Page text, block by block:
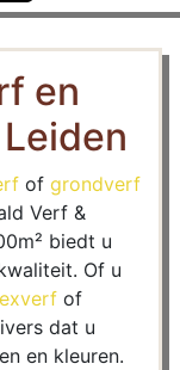
en
of grondverf
Verf &
biedt u
Of u
of
dat u
en kleuren.